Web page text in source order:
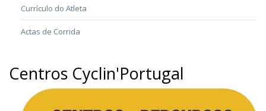
Currículo do Atleta
Actas de Corrida
Centros Cyclin'Portugal